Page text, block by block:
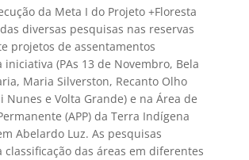
da Meta I do Projeto +Floresta
diversas pesquisas nas reservas
projetos de assentamentos
iniciativa (PAs 13 de Novembro, Bela
Maria Silverston, Recanto Olho
Nunes e Volta Grande) e na Área de
(APP) da Terra Indígena
Abelardo Luz. As pesquisas
classificação das áreas em diferentes